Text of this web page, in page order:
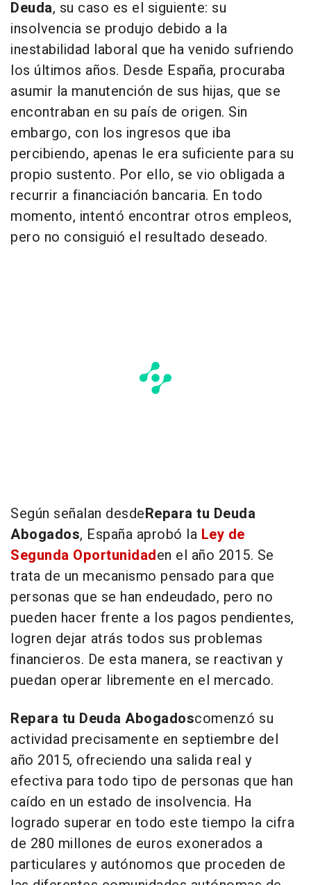
Deuda, su caso es el siguiente: su
insolvencia se produjo debido a la
inestabilidad laboral que ha venido sufriendo
los últimos años. Desde España, procuraba
asumir la manutención de sus hijas, que se
encontraban en su país de origen. Sin
embargo, con los ingresos que iba
percibiendo, apenas le era suficiente para su
propio sustento. Por ello, se vio obligada a
recurrir a financiación bancaria. En todo
momento, intentó encontrar otros empleos,
pero no consiguió el resultado deseado.
Según señalan desdeRepara tu Deuda
Abogados, España aprobó la Ley de
Segunda Oportunidaden el año 2015. Se
trata de un mecanismo pensado para que
personas que se han endeudado, pero no
pueden hacer frente a los pagos pendientes,
logren dejar atrás todos sus problemas
financieros. De esta manera, se reactivan y
puedan operar libremente en el mercado.
Repara tu Deuda Abogadoscomenzó su
actividad precisamente en septiembre del
año 2015, ofreciendo una salida real y
efectiva para todo tipo de personas que han
caído en un estado de insolvencia. Ha
logrado superar en todo este tiempo la cifra
de 280 millones de euros exonerados a
particulares y autónomos que proceden de